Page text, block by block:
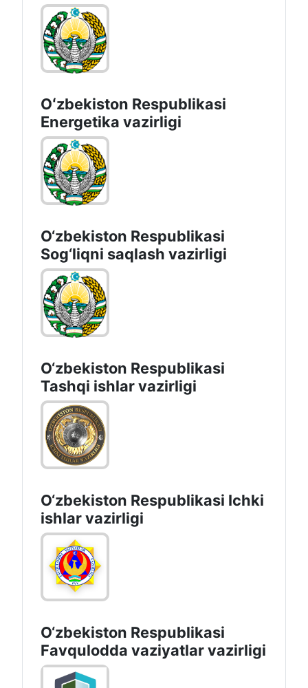
Oʻzbekiston Respublikasi
Energetika vazirligi
O‘zbеkistоn Rеspublikаsi
Sоg‘liqni saqlash vаzirligi
O‘zbеkistоn Rеspublikаsi
Tashqi ishlаr vаzirligi
O‘zbеkiston Rеspublikаsi Ichki
ishlаr vаzirligi
O‘zbеkistоn Rеspublikаsi
Favqulodda vaziyatlar vazirligi